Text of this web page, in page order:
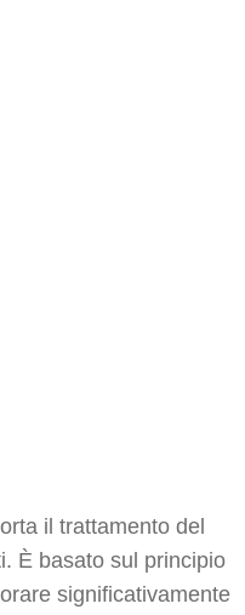
il trattamento del
È basato sul principio
significativamente